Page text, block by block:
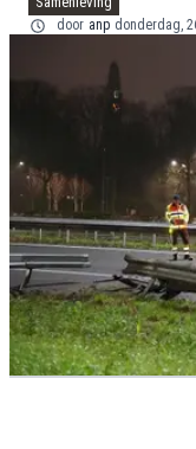
door anp donderdag,